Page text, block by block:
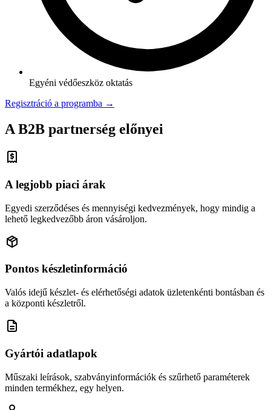
Egyéni védőeszköz oktatás
Regisztráció a programba →
A B2B partnerség előnyei
A legjobb piaci árak
Egyedi szerződéses és mennyiségi kedvezmények, hogy mindig a
lehető legkedvezőbb áron vásároljon.
Pontos készletinformáció
Valós idejű készlet- és elérhetőségi adatok üzletenkénti bontásban és
a központi készletről.
Gyártói adatlapok
Műszaki leírások, szabványinformációk és szűrhető paraméterek
minden termékhez, egy helyen.